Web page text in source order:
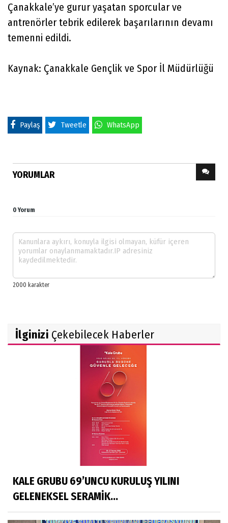
Çanakkale’ye gurur yaşatan sporcular ve
antrenörler tebrik edilerek başarılarının devamı
temenni edildi.
Kaynak: Çanakkale Gençlik ve Spor İl Müdürlüğü
Paylaş Tweetle WhatsApp
YORUMLAR
0 Yorum
İlginizi Çekebilecek Haberler
KALE GRUBU 69’UNCU KURULUŞ YILINI
GELENEKSEL SERAMİK...